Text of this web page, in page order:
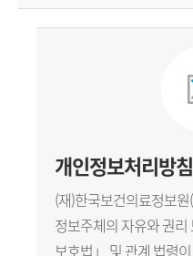
원
Information
Service
개인정보처리방침
(재)한국보건의료정보
정보주체의 자유와 권
보호법」 및 관계 법령